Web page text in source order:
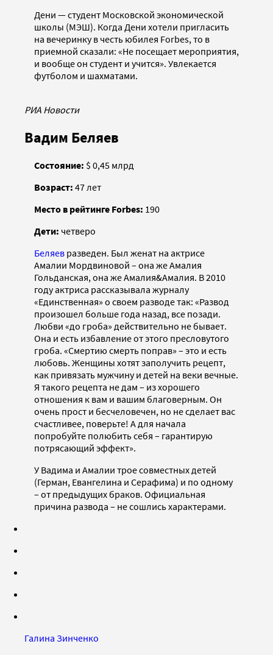
Дени — студент Московской экономической
школы (МЭШ). Когда Дени хотели пригласить
на вечеринку в честь юбилея Forbes, то в
приемной сказали: «Не посещает мероприятия,
и вообще он студент и учится». Увлекается
футболом и шахматами.
РИА Новости
Вадим Беляев
Состояние: $ 0,45 млрд
Возраст: 47 лет
Место в рейтинге Forbes: 190
Дети: четверо
Беляев разведен. Был женат на актрисе
Амалии Мордвиновой – она же Амалия
Гольданская, она же Амалия&Амалия. В 2010
году актриса рассказывала журналу
«Единственная» о своем разводе так: «Развод
произошел больше года назад, все позади.
Любви «до гроба» действительно не бывает.
Она и есть избавление от этого пресловутого
гроба. «Смертию смерть поправ» – это и есть
любовь. Женщины хотят заполучить рецепт,
как привязать мужчину и детей на веки вечные.
Я такого рецепта не дам – из хорошего
отношения к вам и вашим благоверным. Он
очень прост и бесчеловечен, но не сделает вас
счастливее, поверьте! А для начала
попробуйте полюбить себя – гарантирую
потрясающий эффект».
У Вадима и Амалии трое совместных детей
(Герман, Евангелина и Серафима) и по одному
– от предыдущих браков. Официальная
причина развода – не сошлись характерами.
Галина Зинченко